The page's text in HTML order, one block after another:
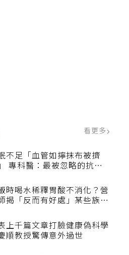
看更多
不足「血管如擰抹布被擠
專科醫：最被忽略的抗老
時喝水稀釋胃酸不消化？營
揭「反而有好處」某些族群
上千篇文章打臉健康偽科學
慶順教授驚傳意外過世